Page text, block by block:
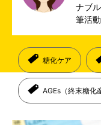
ナブ
筆活
糖化ケア
AGEs（終末糖化